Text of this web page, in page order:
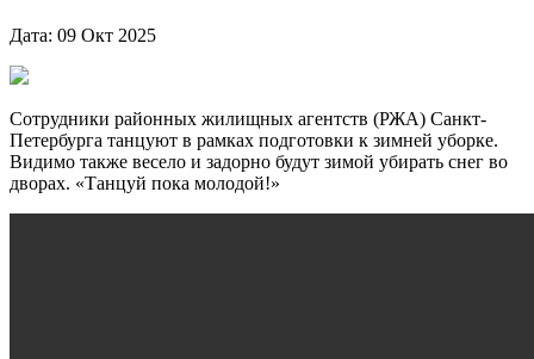
Дата: 09 Окт 2025
Сотрудники районных жилищных агентств (РЖА) Санкт-
Петербурга танцуют в рамках подготовки к зимней уборке.
Видимо также весело и задорно будут зимой убирать снег во
дворах. «Танцуй пока молодой!»